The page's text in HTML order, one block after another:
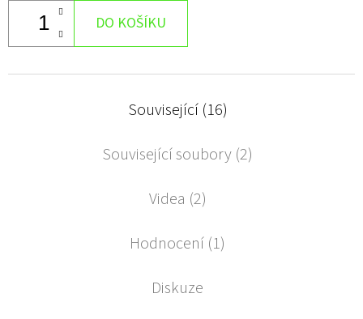
DO KOŠÍKU
Související (16)
Související soubory (2)
Videa (2)
Hodnocení (1)
Diskuze